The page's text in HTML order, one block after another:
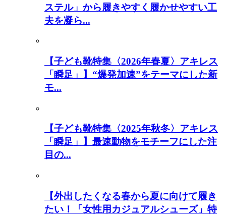
ステル」から履きやすく履かせやすい工
夫を凝ら...
【子ども靴特集〈2026年春夏〉アキレス
「瞬足」】“爆発加速”をテーマにした新
モ...
【子ども靴特集〈2025年秋冬〉アキレス
「瞬足」】最速動物をモチーフにした注
目の...
【外出したくなる春から夏に向けて履き
たい！「女性用カジュアルシューズ」特